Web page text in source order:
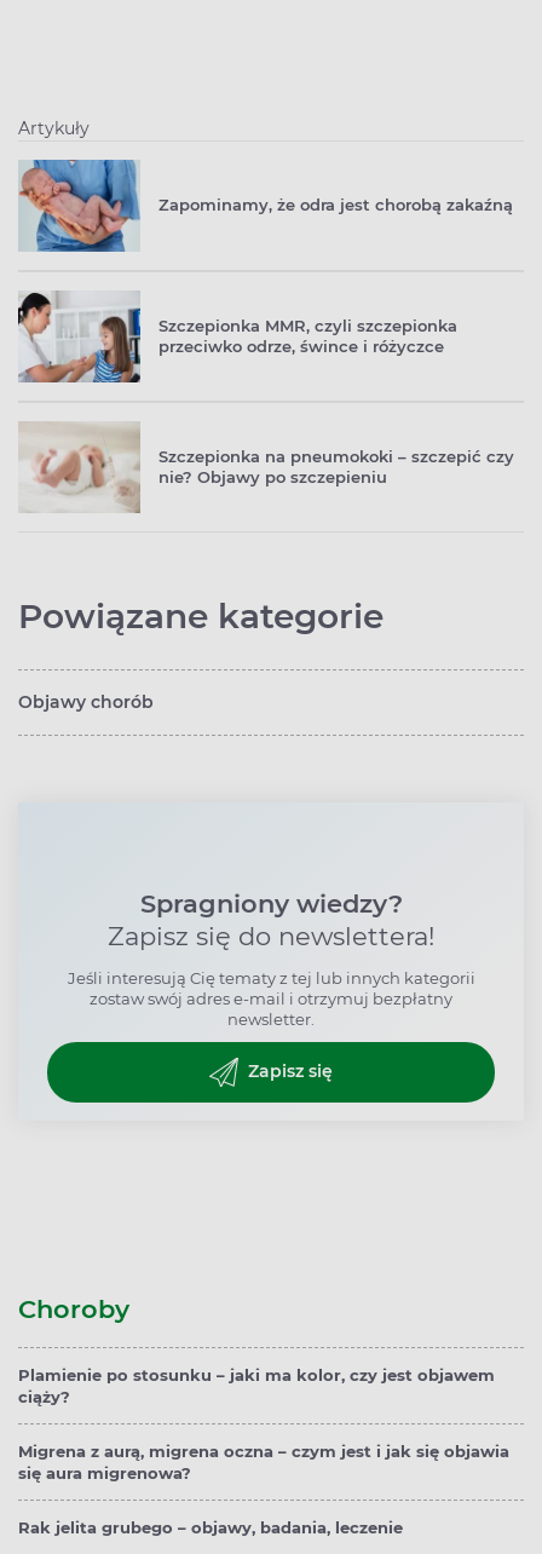
Artykuły
Zapominamy, że odra jest chorobą zakaźną
Szczepionka MMR, czyli szczepionka
przeciwko odrze, śwince i różyczce
Szczepionka na pneumokoki – szczepić czy
nie? Objawy po szczepieniu
Powiązane kategorie
Objawy chorób
Spragniony wiedzy?
Zapisz się do newslettera!
Jeśli interesują Cię tematy z tej lub innych kategorii
zostaw swój adres e-mail i otrzymuj bezpłatny
newsletter.
Zapisz się
Choroby
Plamienie po stosunku – jaki ma kolor, czy jest objawem
ciąży?
Migrena z aurą, migrena oczna – czym jest i jak się objawia
się aura migrenowa?
Rak jelita grubego – objawy, badania, leczenie